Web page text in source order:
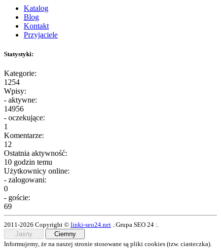
Katalog
Blog
Kontakt
Przyjaciele
Statystyki:
Kategorie:
1254
Wpisy:
- aktywne:
14956
- oczekujące:
1
Komentarze:
12
Ostatnia aktywność:
10 godzin temu
Użytkownicy online:
- zalogowani:
0
- goście:
69
2011-2026 Copyright © linki-seo24.net .:Grupa SEO 24 :.
Jasny
Ciemny
Informujemy, że na naszej stronie stosowane są pliki cookies (tzw. ciasteczka).